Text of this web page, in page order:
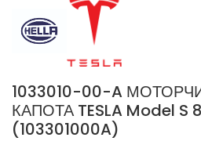
1033010-00-A
КАПОТА TESLA Model S
(103301000A)